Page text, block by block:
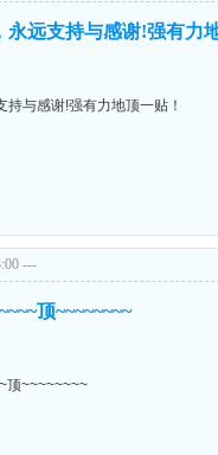
远支持与感谢!强有力
与感谢!强有力地顶一贴！
---
顶~~~~~~~~
顶~~~~~~~~